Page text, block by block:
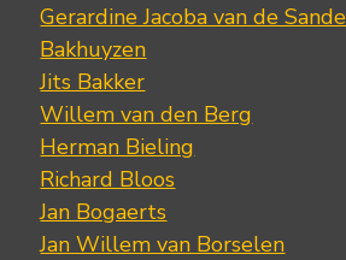
Gerardine Jacoba van de Sande
Bakhuyzen
Jits Bakker
Willem van den Berg
Herman Bieling
Richard Bloos
Jan Bogaerts
Jan Willem van Borselen